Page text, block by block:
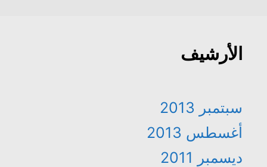
الأرشيف
سبتمبر 2013
أغسطس 2013
ديسمبر 2011